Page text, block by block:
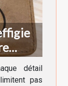
détail
pas